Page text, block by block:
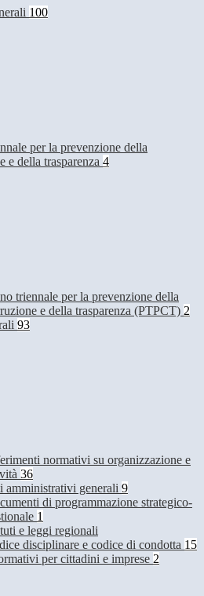
100
per la prevenzione della
e della trasparenza 4
triennale per la prevenzione della
e della trasparenza (PTPCT) 2
93
normativi su organizzazione e
36
amministrativi generali 9
di programmazione strategico-
1
e leggi regionali
disciplinare e codice di condotta 15
per cittadini e imprese 2